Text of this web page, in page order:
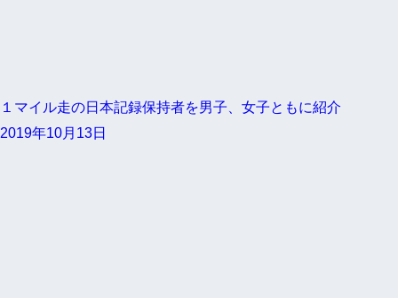
１マイル走の日本記録保持者を男子、女子ともに紹介
2019年10月13日